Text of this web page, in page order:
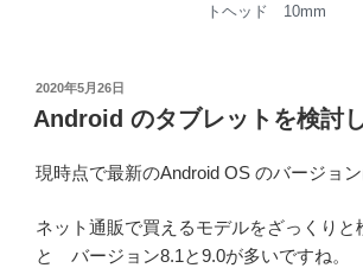
トヘッド 10mm
投
稿
日:
2020年5月26日
Android のタブレットを検討
現時点で最新のAndroid OS のバージョン
ネット通販で買えるモデルをざっくりと
と バージョン8.1と9.0が多いですね。